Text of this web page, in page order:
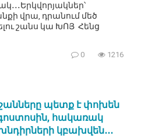
վրա, դրանում մեծ
շանս կա ԽՈՅ Հենց
0 1216
պետք է փոխեն
հակառակ
կբախվեն․․․